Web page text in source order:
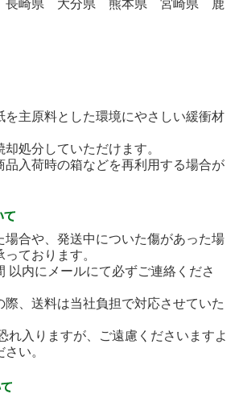
長崎県 大分県 熊本県 宮崎県 鹿
主原料とした環境にやさしい緩衝材
処分していただけます。
入荷時の箱などを再利用する場合が
場合や、発送中についた傷があった場
ております。
以内にメールにて必ずご連絡くださ
際、送料は当社負担で対応させていた
れ入りますが、ご遠慮くださいますよ
い。